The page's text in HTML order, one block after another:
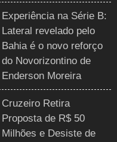
Experiência na Série B:
Lateral revelado pelo
Bahia é o novo reforço
do Novorizontino de
Enderson Moreira
Cruzeiro Retira
Proposta de R$ 50
Milhões e Desiste de